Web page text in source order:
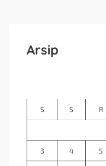
Arsip
S S R
3 4 5